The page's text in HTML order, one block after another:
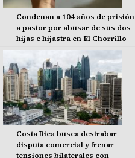
Condenan a 104 años de prisión
a pastor por abusar de sus dos
hijas e hijastra en El Chorrillo
Costa Rica busca destrabar
disputa comercial y frenar
tensiones bilaterales con